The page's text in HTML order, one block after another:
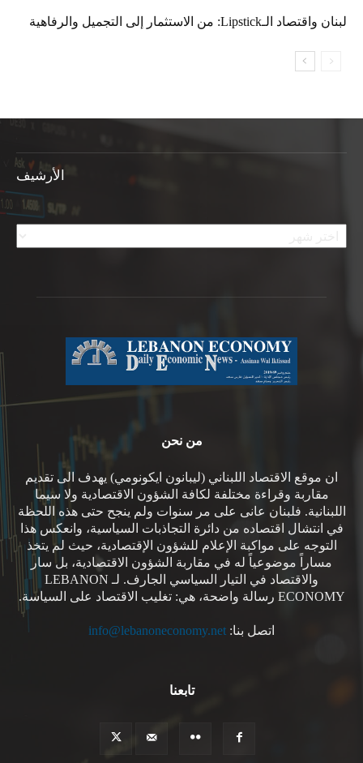
لبنان واقتصاد الـLipstick: من الاستثمار إلى التجميل والرفاهية
الأرشيف
الأرشيف
من نحن
ان موقع الاقتصاد اللبناني (ليبانون ايكونومي) يهدف الى تقديم
مقاربة وقراءة مختلفة لكافة الشؤون الاقتصادية ولا سيما
اللبنانية. فلبنان عانى على مر سنوات ولم ينجح حتى هذه اللحظة
في انتشال اقتصاده من دائرة التجاذبات السياسية، وانعكس هذا
التوجه على مواكبة الإعلام للشؤون الإقتصادية، حيث لم يتخذ
مساراً موضوعياً له في مقاربة الشؤون الاقتصادية، بل سار
والاقتصاد في التيار السياسي الجارف. لـ LEBANON
ECONOMY رسالة واضحة، هي: تغليب الاقتصاد على السياسة.
اتصل بنا: info@lebanoneconomy.net
تابعنا